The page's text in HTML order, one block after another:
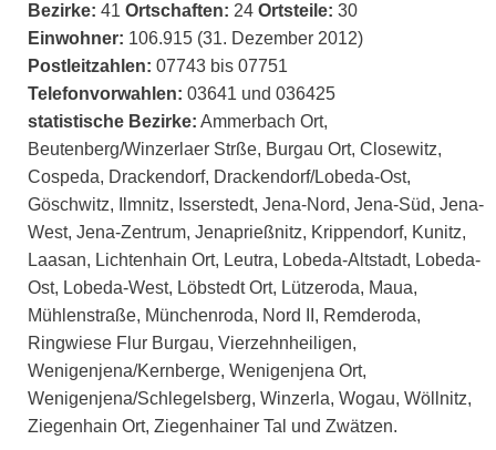
Bezirke: 41 Ortschaften: 24 Ortsteile: 30
Einwohner: 106.915 (31. Dezember 2012)
Postleitzahlen: 07743 bis 07751
Telefonvorwahlen: 03641 und 036425
statistische Bezirke: Ammerbach Ort,
Beutenberg/Winzerlaer Strße, Burgau Ort, Closewitz,
Cospeda, Drackendorf, Drackendorf/Lobeda-Ost,
Göschwitz, Ilmnitz, Isserstedt, Jena-Nord, Jena-Süd, Jena-
West, Jena-Zentrum, Jenaprießnitz, Krippendorf, Kunitz,
Laasan, Lichtenhain Ort, Leutra, Lobeda-Altstadt, Lobeda-
Ost, Lobeda-West, Löbstedt Ort, Lützeroda, Maua,
Mühlenstraße, Münchenroda, Nord II, Remderoda,
Ringwiese Flur Burgau, Vierzehnheiligen,
Wenigenjena/Kernberge, Wenigenjena Ort,
Wenigenjena/Schlegelsberg, Winzerla, Wogau, Wöllnitz,
Ziegenhain Ort, Ziegenhainer Tal und Zwätzen.